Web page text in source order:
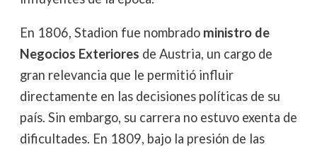
En 1806, Stadion fue nombrado ministro de
Negocios Exteriores de Austria, un cargo de
gran relevancia que le permitió influir
directamente en las decisiones políticas de su
país. Sin embargo, su carrera no estuvo exenta de
dificultades. En 1809, bajo la presión de las